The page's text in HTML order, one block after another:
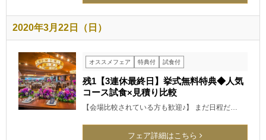
2020年3月22日（日）
オススメフェア 特典付 試食付
残1【3連休最終日】挙式無料特典◆人気
コース試食×見積り比較
【会場比較されている方も歓迎♪】 まだ日程だ…
フェア詳細はこちら